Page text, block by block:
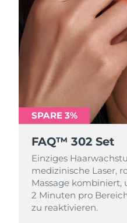
SPARE 3%
FAQ™ 302 Set
Einziges
medizinische Laser,
Massage kombiniert,
2 Minuten pro
zu reaktivieren.
Taiwan
Thailand
Türkei
Vereinigte Arabische
Emirate
Vereinigtes
Königreich
Vereinigte Staaten
Usbekistan